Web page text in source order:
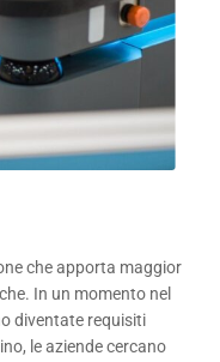
che apporta maggior
In un momento nel
diventate requisiti
le aziende cercano